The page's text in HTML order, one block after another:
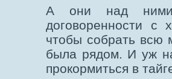
А они над ними
договоренности с
чтобы собрать всю
была рядом. И уж
прокормиться в